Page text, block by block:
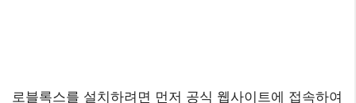
로블록스를 설치하려면 먼저 공식 웹사이트에 접속하여